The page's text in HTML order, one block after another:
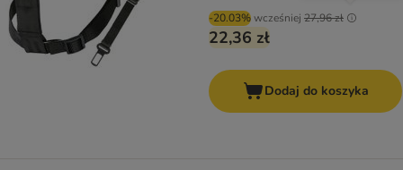
-20.03%wcześniej 27,96 zł
22,36 zł
Dodaj do koszyka